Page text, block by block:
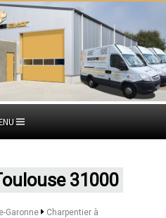
31000
Garonne
Charpentier à